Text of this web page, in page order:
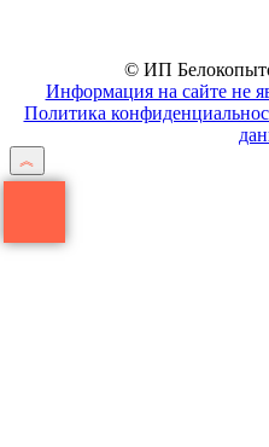
© ИП
Информация на сайте не
Политика